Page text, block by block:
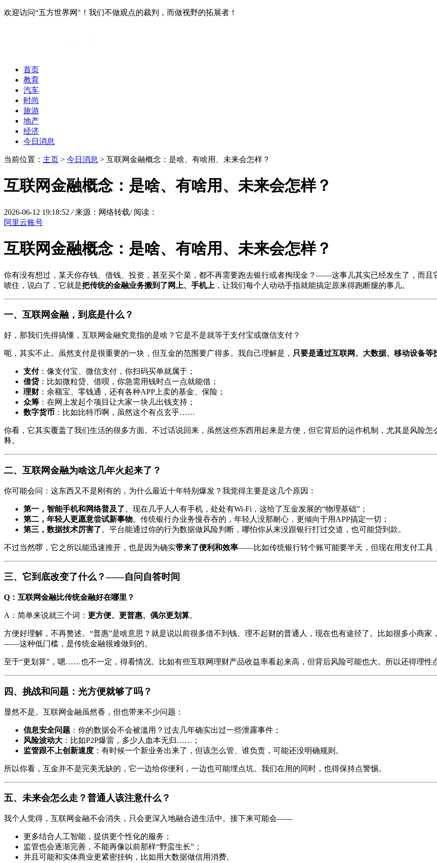
欢迎访问“五方世界网"！我们不做观点的裁判，而做视野的拓展者！
首页
教育
汽车
时尚
旅游
地产
经济
今日消息
当前位置： 主页 > 今日消息 > 互联网金融概念：是啥、有啥用、未来会怎样？
互联网金融概念：是啥、有啥用、未来会怎样？
2026-06-12 19:18:52 / 来源：网络转载/ 阅读：
阿里云账号
互联网金融概念：是啥、有啥用、未来会怎样？
你有没有想过，某天你存钱、借钱、投资，甚至买个菜，都不再需要跑去银行或者掏现金？——这事儿其实已经发生了，而且
唬住，说白了，它就是把传统的金融业务搬到了网上、手机上 ，让我们每个人动动手指就能搞定原来得跑断腿的事儿。
一、互联网金融，到底是什么？
好，那我们先得搞懂，互联网金融究竟指的是啥？它是不是就等于支付宝或微信支付？
呃，其实不止。虽然支付是很重要的一块，但互金的范围要广得多。我自己理解是， 只要是通过互联网、大数据、移动设备
支付：像支付宝、微信支付，你扫码买单就属于；
借贷 ：比如微粒贷、借呗，你急需用钱时点一点就能借；
理财 ：余额宝、零钱通，还有各种APP上卖的基金、保险；
众筹 ：在网上发起个项目让大家一块儿出钱支持；
数字货币 ：比如比特币啊，虽然这个有点玄乎……
你看，它其实覆盖了我们生活的很多方面。不过话说回来，虽然这些东西用起来是方便，但它背后的运作机制，尤其是风险
释。
二、互联网金融为啥这几年火起来了？
你可能会问：这东西又不是刚有的，为什么最近十年特别爆发？我觉得主要是这几个原因：
第一，智能手机和网络普及了。现在几乎人人有手机，处处有Wi-Fi，这给了互金发展的“物理基础”；
第二，年轻人更愿意尝试新事物。传统银行办业务慢吞吞的，年轻人没那耐心，更倾向于用APP搞定一切；
第三，数据技术厉害了。平台能通过你的行为数据做风险判断，哪怕你从来没跟银行打过交道，也可能贷到款。
不过当然啰，它之所以能迅速推开，也是因为确实带来了便利和效率——比如传统银行转个账可能要半天，但现在用支付工具
三、它到底改变了什么？——自问自答时间
Q：互联网金融比传统金融好在哪里？
A：简单来说就三个词： 更方便、更普惠、偶尔更划算。
方便好理解，不再赘述。“普惠”是啥意思？就是说以前很多借不到钱、理不起财的普通人，现在也有途径了。比如很多小商
——这种低门槛，是传统金融很难做到的。
至于“更划算”，嗯……也不一定，得看情况。比如有些互联网理财产品收益率看起来高，但背后风险可能也大。所以还得理性
四、挑战和问题：光方便就够了吗？
显然不是。互联网金融虽然香，但也带来不少问题：
信息安全问题 ：你的数据会不会被滥用？过去几年确实出过一些泄露事件；
风险波动大 ：比如P2P爆雷，多少人血本无归……；
监管跟不上创新速度 ：有时候一个新业务出来了，但该怎么管、谁负责，可能还没明确规则。
所以你看，互金并不是完美无缺的，它一边给你便利，一边也可能埋点坑。我们在用的同时，也得保持点警惕。
五、未来会怎么走？普通人该注意什么？
我个人觉得，互联网金融不会消失，只会更深入地融合进生活中。接下来可能会——
更多结合人工智能，提供更个性化的服务；
监管也会逐渐完善，不能再像以前那样“野蛮生长”；
并且可能和实体商业更紧密挂钩，比如用大数据做信用消费。